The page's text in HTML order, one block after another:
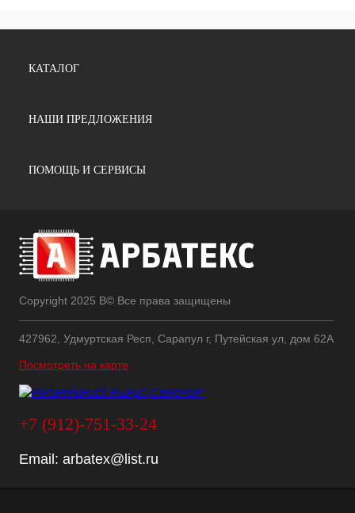
КАТАЛОГ
НАШИ ПРЕДЛОЖЕНИЯ
ПОМОЩЬ И СЕРВИСЫ
Copyright 2025 В© Все права защищены
427962, Удмуртская Респ, Сарапул г, Путейская ул, дом 62А
Посмотреть на карте
+7 (912)-751-33-24
Email: arbatex@list.ru